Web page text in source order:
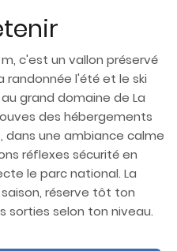
c'est un vallon préservé
randonnée l'été et le ski
grand domaine de La
des hébergements
dans une ambiance calme
réflexes sécurité en
le parc national. La
réserve tôt ton
selon ton niveau.